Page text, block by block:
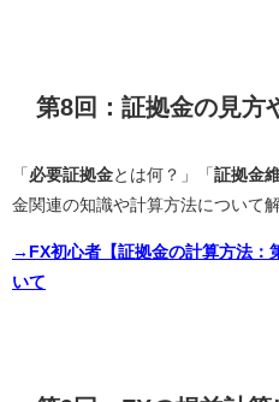
第8回：証拠金の見方
「 必要証拠金とは何？」「 証拠金
金関連の知識や計算方法について
→FX初心者【証拠金の計算方法：
いて